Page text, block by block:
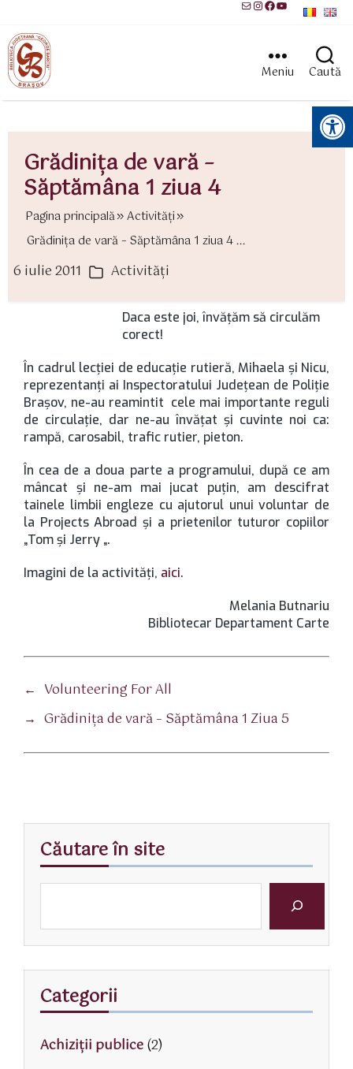
MailInstagram
Facebook
YouTube
Meniu Caută
Instrumente pentru accesibilitate
Grădiniţa de vară –
Săptămâna 1 ziua 4
Pagina principală
Activităţi
Grădiniţa de vară – Săptămâna 1 ziua 4 ...
6 iulie 2011 Categorii
Activităţi
Daca este joi, învăţăm să circulăm
corect!
În cadrul lecţiei de educaţie rutieră, Mihaela şi Nicu,
reprezentanţi ai Inspectoratului Judeţean de Poliţie
Braşov, ne-au reamintit cele mai importante reguli
de circulaţie, dar ne-au învăţat şi cuvinte noi ca:
rampă, carosabil, trafic rutier, pieton.
În cea de a doua parte a programului, după ce am
mâncat şi ne-am mai jucat puţin, am descifrat
tainele limbii engleze cu ajutorul unui voluntar de
la Projects Abroad şi a prietenilor tuturor copiilor
„Tom şi Jerry „.
Imagini de la activităţi, aici.
Melania Butnariu
Bibliotecar Departament Carte
← Volunteering For All
→ Grădiniţa de vară – Săptămâna 1 Ziua 5
Căutare în site
Categorii
Achiziții publice(2)